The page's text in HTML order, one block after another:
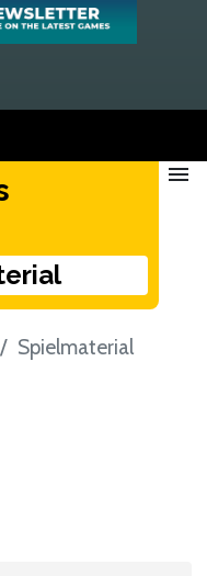
menu
Spielmaterial